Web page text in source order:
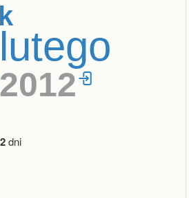
lutego
2012
dni